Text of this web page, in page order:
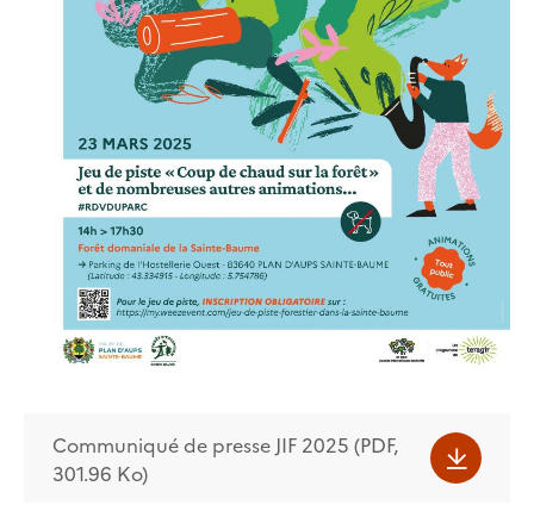
Communiqué de presse JIF 2025 (PDF,
301.96 Ko)